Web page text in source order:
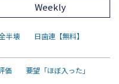
Weekly
半壊 日歯連【無料】
価 要望「ほぼ入った」